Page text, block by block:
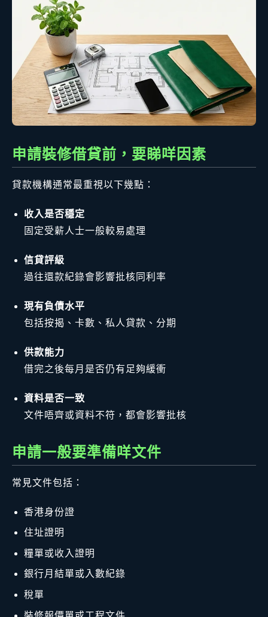
申請裝修借貸前，要睇咩因素
貸款機構通常最重視以下幾點：
收入是否穩定
固定受薪人士一般較易處理
信貸評級
過往還款紀錄會影響批核同利率
現有負債水平
包括按揭、卡數、私人貸款、分期
供款能力
借完之後每月是否仍有足夠緩衝
資料是否一致
文件唔齊或資料不符，都會影響批核
申請一般要準備咩文件
常見文件包括：
香港身份證
住址證明
糧單或收入證明
銀行月結單或入數紀錄
稅單